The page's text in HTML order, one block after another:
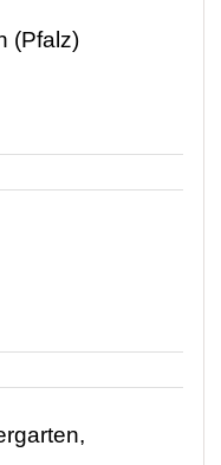
(Pfalz)